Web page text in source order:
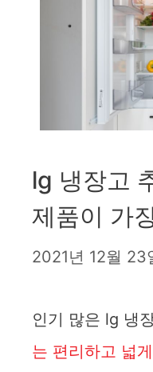
lg 냉장고
제품이 가
2021년 12월 23
인기 많은 lg 냉
는 편리하고 넓